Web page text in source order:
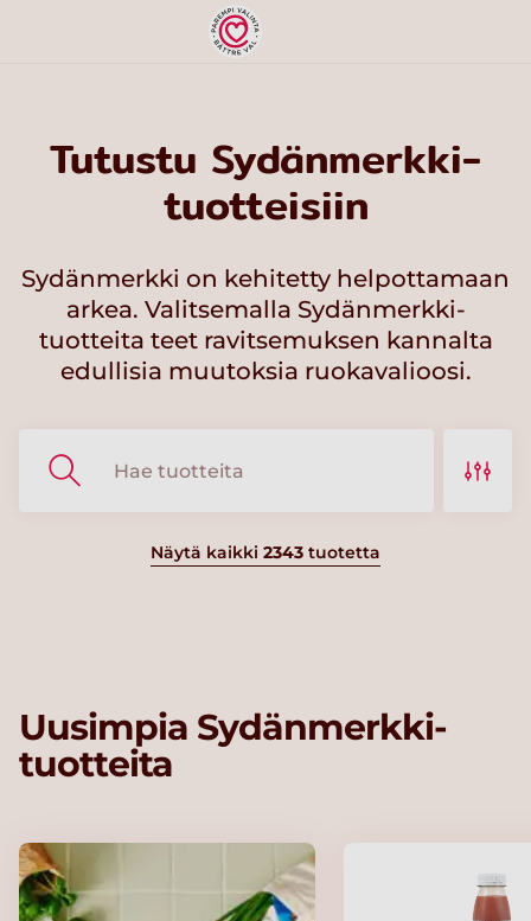
Tutustu Sydänmerkki-
tuotteisiin
Sydänmerkki on kehitetty helpottamaan
arkea. Valitsemalla Sydänmerkki-
tuotteita teet ravitsemuksen kannalta
edullisia muutoksia ruokavalioosi.
Näytä kaikki 2343 tuotetta
Uusimpia Sydänmerkki-
tuotteita